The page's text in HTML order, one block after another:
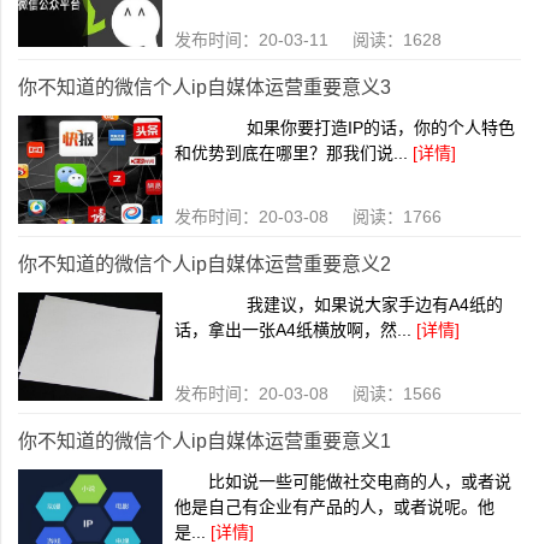
发布时间：20-03-11 阅读：1628
你不知道的微信个人ip自媒体运营重要意义3
如果你要打造IP的话，你的个人特色
和优势到底在哪里？那我们说... [详情]
发布时间：20-03-08 阅读：1766
你不知道的微信个人ip自媒体运营重要意义2
我建议，如果说大家手边有A4纸的
话，拿出一张A4纸横放啊，然... [详情]
发布时间：20-03-08 阅读：1566
你不知道的微信个人ip自媒体运营重要意义1
比如说一些可能做社交电商的人，或者说
他是自己有企业有产品的人，或者说呢。他
是... [详情]